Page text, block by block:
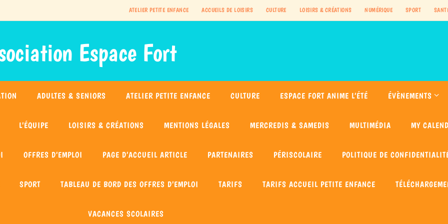
ATELIER PETITE ENFANCE ACCUEILS DE LOISIRS CULTURE LOISIRS & CRÉATIONS NUMÉRIQUE SPORT
Espace Fort
ADULTES & SENIORS ATELIER PETITE ENFANCE CULTURE ESPACE FORT ANIME L’ÉTÉ ÉVÈNEMENTS
L’ÉQUIPE LOISIRS & CRÉATIONS MENTIONS LÉGALES MERCREDIS & SAMEDIS MULTIMÉDIA MY
OFFRES D’EMPLOI PAGE D’ACCUEIL ARTICLE PARTENAIRES PÉRISCOLAIRE POLITIQUE DE
SPORT TABLEAU DE BORD DES OFFRES D’EMPLOI TARIFS TARIFS ACCUEIL PETITE ENFANCE
VACANCES SCOLAIRES